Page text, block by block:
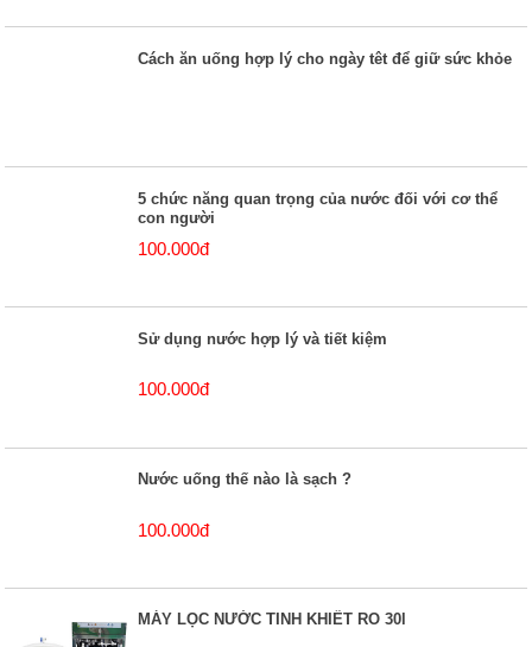
Cách ăn uống hợp lý cho ngày têt để giữ sức khỏe
5 chức năng quan trọng của nước đối với cơ thể
con người
100.000đ
Sử dụng nước hợp lý và tiết kiệm
100.000đ
Nước uống thế nào là sạch ?
100.000đ
MÁY LỌC NƯỚC TINH KHIẾT RO 30l